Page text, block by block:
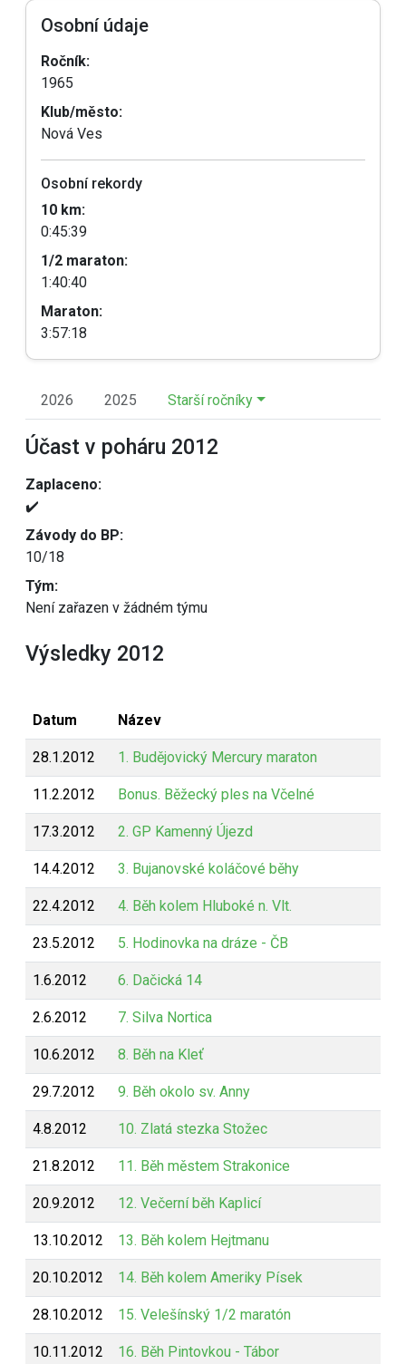
Osobní údaje
Ročník:
1965
Klub/město:
Nová Ves
Osobní rekordy
10 km:
0:45:39
1/2 maraton:
1:40:40
Maraton:
3:57:18
2026 2025 Starší ročníky
Účast v poháru 2012
Zaplaceno:
✔️
Závody do BP:
10/18
Tým:
Není zařazen v žádném týmu
Výsledky 2012
Datum Název
28.1.2012 1. Budějovický Mercury maraton
11.2.2012 Bonus. Běžecký ples na Včelné
17.3.2012 2. GP Kamenný Újezd
14.4.2012 3. Bujanovské koláčové běhy
22.4.2012 4. Běh kolem Hluboké n. Vlt.
23.5.2012 5. Hodinovka na dráze - ČB
1.6.2012 6. Dačická 14
2.6.2012 7. Silva Nortica
10.6.2012 8. Běh na Kleť
29.7.2012 9. Běh okolo sv. Anny
4.8.2012 10. Zlatá stezka Stožec
21.8.2012 11. Běh městem Strakonice
20.9.2012 12. Večerní běh Kaplicí
13.10.2012 13. Běh kolem Hejtmanu
20.10.2012 14. Běh kolem Ameriky Písek
28.10.2012 15. Velešínský 1/2 maratón
10.11.2012 16. Běh Pintovkou - Tábor